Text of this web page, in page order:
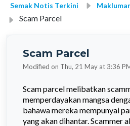
Semak Notis Terkini
Scam Parcel
Scam Parcel
Modified on Thu, 21 May at 3:36
Scam parcel melibatkan
memperdayakan mangsa
bahawa mereka mempunyai
yang akan dihantar. Scammer